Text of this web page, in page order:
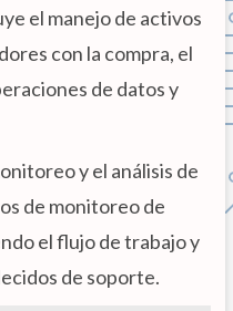
el manejo de activos
con la compra, el
de datos y
y el análisis de
de monitoreo de
el flujo de trabajo y
de soporte.